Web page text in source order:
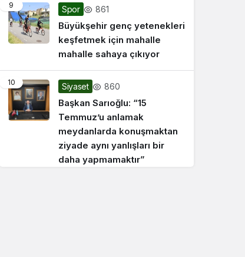
9 Spor 861
Büyükşehir genç yetenekleri
keşfetmek için mahalle
mahalle sahaya çıkıyor
10 Siyaset 860
Başkan Sarıoğlu: “15
Temmuz’u anlamak
meydanlarda konuşmaktan
ziyade aynı yanlışları bir
daha yapmamaktır”